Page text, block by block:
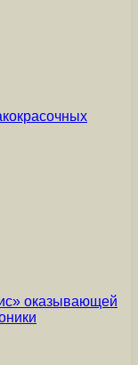
оказывающей